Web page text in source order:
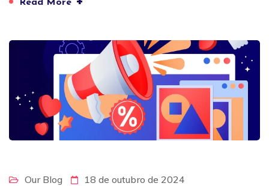
Read More
Our Blog 18 de outubro de 2024